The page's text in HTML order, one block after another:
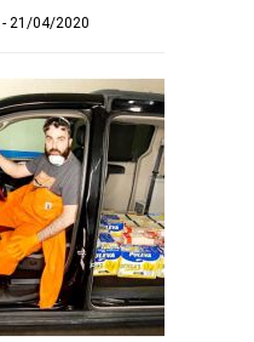
21/04/2020